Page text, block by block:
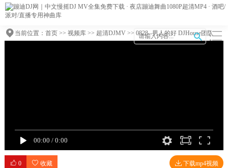
当前位置： 首页>> 视频库>> 超清DJMV>> 0828--男人的好 DJHouse团队
00:00 / 0:00
0 收藏 下载mp4视频